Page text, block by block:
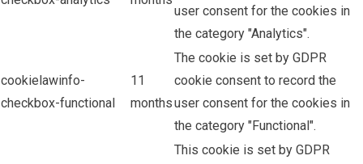
user consent for the cookies in
the category "Analytics".
cookielawinfo-
checkbox-functional
11
months
The cookie is set by GDPR
cookie consent to record the
user consent for the cookies in
the category "Functional".
This cookie is set by GDPR